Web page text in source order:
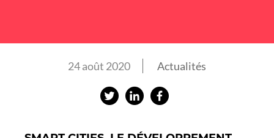
24 août 2020 Actualités
P
r
P
r
P
r